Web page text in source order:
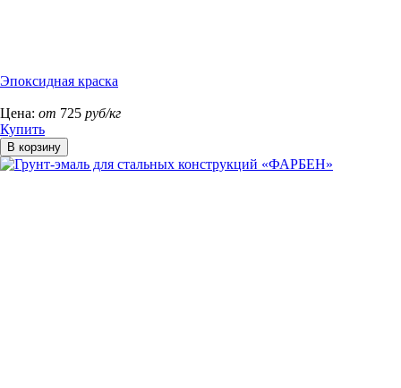
Эпоксидная краска
Цена: от 725 руб/кг
Купить